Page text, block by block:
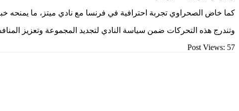
كما خاض الصحراوي تجربة احترافية في فرنسا مع نادي ميتز، ما يمنحه
وتندرج هذه التحركات ضمن سياسة النادي لتجديد المجموعة وتعزيز
Post Views: 57